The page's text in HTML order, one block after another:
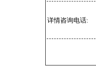
详情咨询电话: